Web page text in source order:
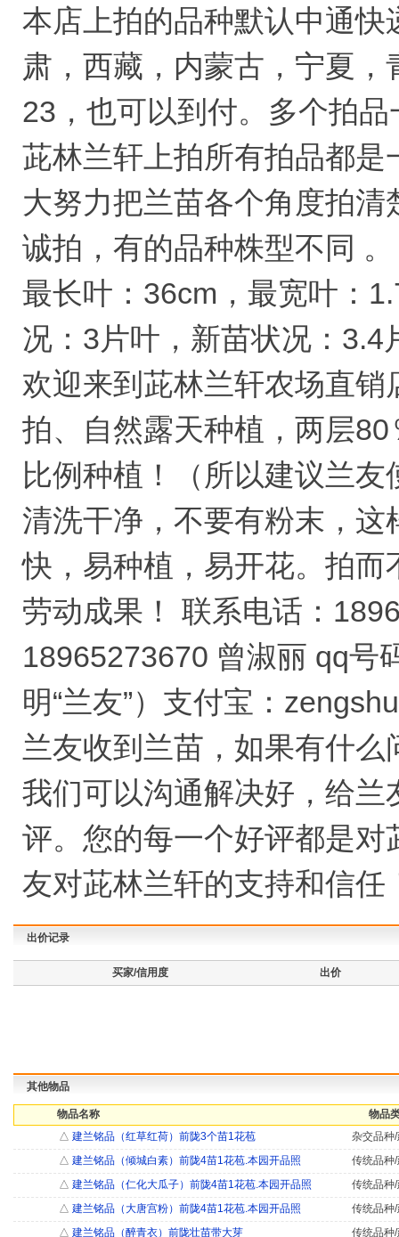
本店上拍的品种默认中通
肃，西藏，内蒙古，宁夏
23，也可以到付。多个拍
茈林兰轩上拍所有拍品都
大努力把兰苗各个角度拍
诚拍，有的品种株型不同 。
最长叶：36cm，最宽叶：
况：3片叶，新苗状况：3.4
欢迎来到茈林兰轩农场直
拍、自然露天种植，两层
比例种植！（所以建议兰
清洗干净，不要有粉末，
快，易种植，易开花。拍
劳动成果！ 联系电话：
18965273670 曾淑丽 qq号
明“兰友”）支付宝：
兰友收到兰苗，如果有什
我们可以沟通解决好，给
评。您的每一个好评都是
友对茈林兰轩的支持和信任
出价记录
买家/信用度 出价
其他物品
物品名称
物品
△ 建兰铭品（红草红荷）前陇3个苗1花苞
杂交品种
△ 建兰铭品（倾城白素）前陇4苗1花苞.本园开品照
传统品种
△ 建兰铭品（仁化大瓜子）前陇4苗1花苞.本园开品照
传统品种
△ 建兰铭品（大唐宫粉）前陇4苗1花苞.本园开品照
传统品种
△ 建兰铭品（醉青衣）前陇壮苗带大芽
传统品种